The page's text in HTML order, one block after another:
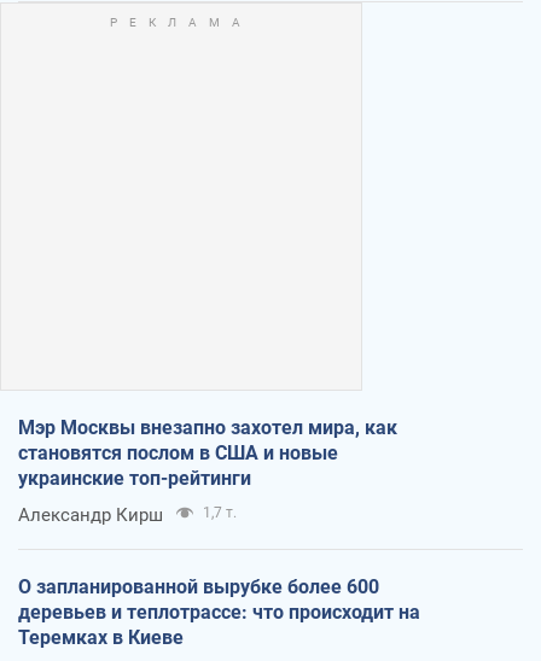
Мэр Москвы внезапно захотел мира, как
становятся послом в США и новые
украинские топ-рейтинги
Александр Кирш 1,7 т.
О запланированной вырубке более 600
деревьев и теплотрассе: что происходит на
Теремках в Киеве